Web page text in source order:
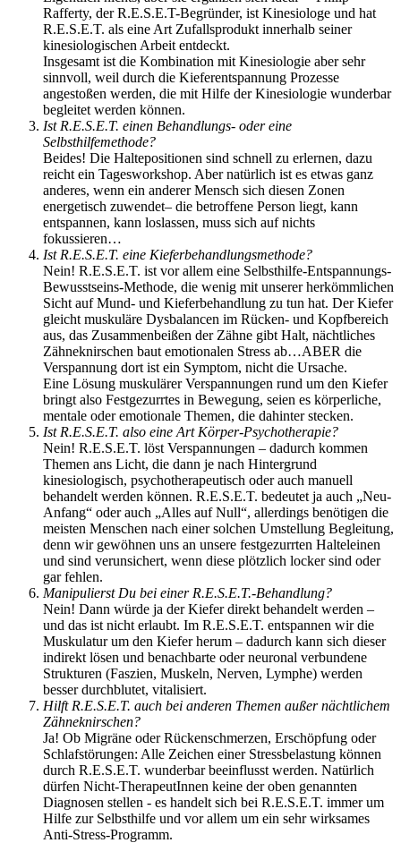
Rafferty, der R.E.S.E.T-Begründer, ist Kinesiologe und hat
R.E.S.E.T. als eine Art Zufallsprodukt innerhalb seiner
kinesiologischen Arbeit entdeckt.
Insgesamt ist die Kombination mit Kinesiologie aber sehr
sinnvoll, weil durch die Kieferentspannung Prozesse
angestoßen werden, die mit Hilfe der Kinesiologie wunderbar
begleitet werden können.
Ist R.E.S.E.T. einen Behandlungs- oder eine
Selbsthilfemethode?
Beides! Die Haltepositionen sind schnell zu erlernen, dazu
reicht ein Tagesworkshop. Aber natürlich ist es etwas ganz
anderes, wenn ein anderer Mensch sich diesen Zonen
energetisch zuwendet– die betroffene Person liegt, kann
entspannen, kann loslassen, muss sich auf nichts
fokussieren…
Ist R.E.S.E.T. eine Kieferbehandlungsmethode?
Nein! R.E.S.E.T. ist vor allem eine Selbsthilfe-Entspannungs-
Bewusstseins-Methode, die wenig mit unserer herkömmlichen
Sicht auf Mund- und Kieferbehandlung zu tun hat. Der Kiefer
gleicht muskuläre Dysbalancen im Rücken- und Kopfbereich
aus, das Zusammenbeißen der Zähne gibt Halt, nächtliches
Zähneknirschen baut emotionalen Stress ab…ABER die
Verspannung dort ist ein Symptom, nicht die Ursache.
Eine Lösung muskulärer Verspannungen rund um den Kiefer
bringt also Festgezurrtes in Bewegung, seien es körperliche,
mentale oder emotionale Themen, die dahinter stecken.
Ist R.E.S.E.T. also eine Art Körper-Psychotherapie?
Nein! R.E.S.E.T. löst Verspannungen – dadurch kommen
Themen ans Licht, die dann je nach Hintergrund
kinesiologisch, psychotherapeutisch oder auch manuell
behandelt werden können. R.E.S.E.T. bedeutet ja auch „Neu-
Anfang“ oder auch „Alles auf Null“, allerdings benötigen die
meisten Menschen nach einer solchen Umstellung Begleitung,
denn wir gewöhnen uns an unsere festgezurrten Halteleinen
und sind verunsichert, wenn diese plötzlich locker sind oder
gar fehlen.
Manipulierst Du bei einer R.E.S.E.T.-Behandlung?
Nein! Dann würde ja der Kiefer direkt behandelt werden –
und das ist nicht erlaubt. Im R.E.S.E.T. entspannen wir die
Muskulatur um den Kiefer herum – dadurch kann sich dieser
indirekt lösen und benachbarte oder neuronal verbundene
Strukturen (Faszien, Muskeln, Nerven, Lymphe) werden
besser durchblutet, vitalisiert.
Hilft R.E.S.E.T. auch bei anderen Themen außer nächtlichem
Zähneknirschen?
Ja! Ob Migräne oder Rückenschmerzen, Erschöpfung oder
Schlafstörungen: Alle Zeichen einer Stressbelastung können
durch R.E.S.E.T. wunderbar beeinflusst werden. Natürlich
dürfen Nicht-TherapeutInnen keine der oben genannten
Diagnosen stellen - es handelt sich bei R.E.S.E.T. immer um
Hilfe zur Selbsthilfe und vor allem um ein sehr wirksames
Anti-Stress-Programm.